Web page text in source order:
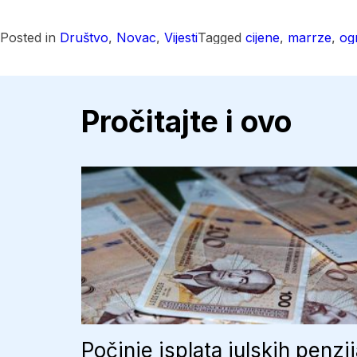
Posted in Društvo, Novac, VijestiTagged cijene, marrze,
Pročitajte i ovo
Počinje isplata julskih